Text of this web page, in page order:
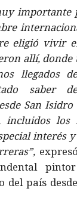
importante
eligió vivir
allí, donde
llegados
saber
San
incluidos los
interés
expresó
del país